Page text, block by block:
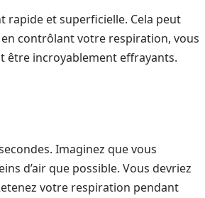
rapide et superficielle. Cela peut
contrôlant votre respiration, vous
être incroyablement effrayants.
Imaginez que vous
d’air que possible. Vous devriez
votre respiration pendant